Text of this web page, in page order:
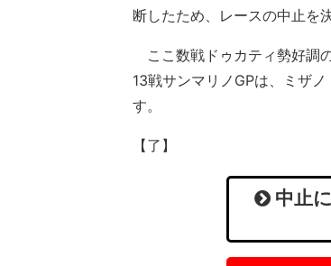
断したため、レースの中止を
ここ数戦ドゥカティ勢好調
13戦サンマリノGPは、ミザ
す。
【了】
中止